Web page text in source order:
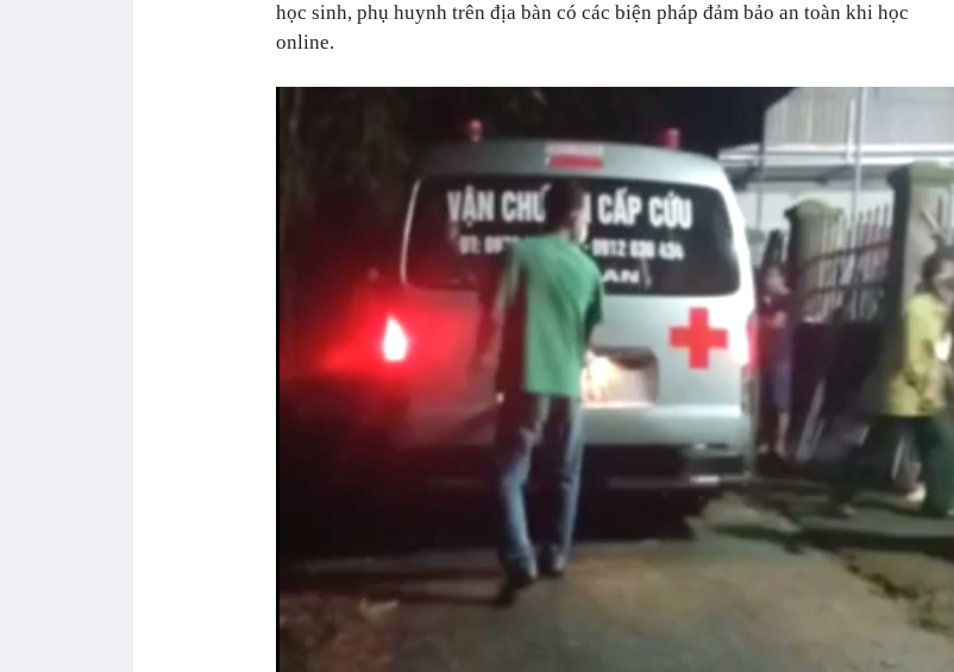
học sinh, phụ huynh trên địa bàn có các biện pháp đảm bảo an toàn khi học
online.